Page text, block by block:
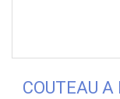
COUTEAU